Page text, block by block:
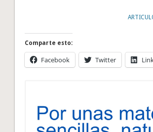
Comparte esto:
Facebook Twitter